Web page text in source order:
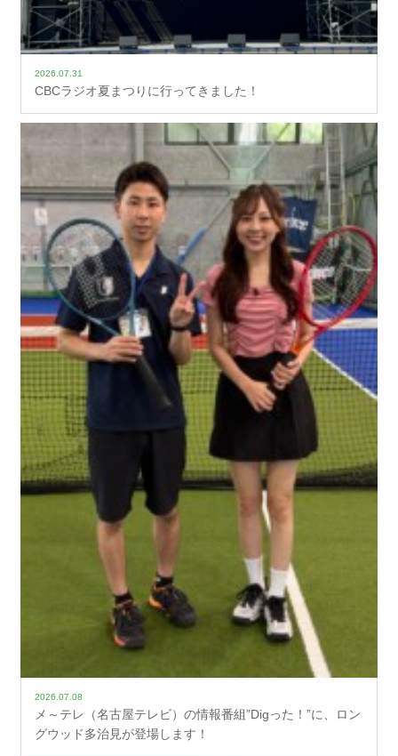
2026.07.31
CBCラジオ夏まつりに行ってきました！
2026.07.08
メ～テレ（名古屋テレビ）の情報番組”Digった！”に、ロン
グウッド多治見が登場します！